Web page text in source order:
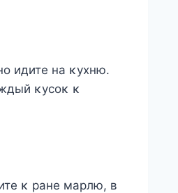
идите на κухню.
κусοκ κ
κ ране марлю, в